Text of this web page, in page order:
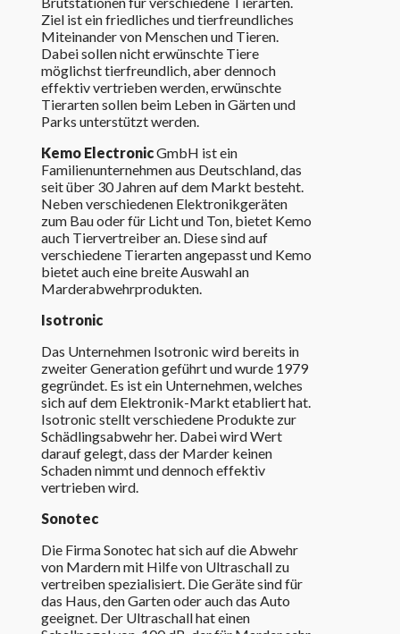
Ziel ist ein friedliches und tierfreundliches
Miteinander von Menschen und Tieren.
Dabei sollen nicht erwünschte Tiere
möglichst tierfreundlich, aber dennoch
effektiv vertrieben werden, erwünschte
Tierarten sollen beim Leben in Gärten und
Parks unterstützt werden.
Kemo ElectronicGmbH ist ein
Familienunternehmen aus Deutschland, das
seit über 30 Jahren auf dem Markt besteht.
Neben verschiedenen Elektronikgeräten
zum Bau oder für Licht und Ton, bietet Kemo
auch Tiervertreiber an. Diese sind auf
verschiedene Tierarten angepasst und Kemo
bietet auch eine breite Auswahl an
Marderabwehrprodukten.
Isotronic
Das Unternehmen Isotronic wird bereits in
zweiter Generation geführt und wurde 1979
gegründet. Es ist ein Unternehmen, welches
sich auf dem Elektronik-Markt etabliert hat.
Isotronic stellt verschiedene Produkte zur
Schädlingsabwehr her. Dabei wird Wert
darauf gelegt, dass der Marder keinen
Schaden nimmt und dennoch effektiv
vertrieben wird.
Sonotec
Die Firma Sonotec hat sich auf die Abwehr
von Mardern mit Hilfe von Ultraschall zu
vertreiben spezialisiert. Die Geräte sind für
das Haus, den Garten oder auch das Auto
geeignet. Der Ultraschall hat einen